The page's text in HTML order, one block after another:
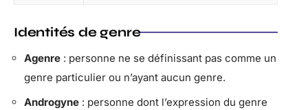
Identités de genre
Agenre : personne ne se définissant pas comme un
genre particulier ou n’ayant aucun genre.
Androgyne : personne dont l’expression du genre